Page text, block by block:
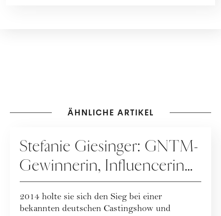
ÄHNLICHE ARTIKEL
Stefanie Giesinger: GNTM-
Gewinnerin, Influencerin
und Businessfrau
2014 holte sie sich den Sieg bei einer
bekannten deutschen Castingshow und